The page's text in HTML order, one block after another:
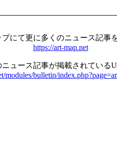
にて更に多くのニュース記事
https://art-map.net
ニュース記事が掲載されている
modules/bulletin/